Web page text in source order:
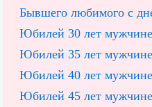
Бывшего любимого с
Юбилей 30 лет мужчине
Юбилей 35 лет мужчине
Юбилей 40 лет мужчине
Юбилей 45 лет мужчине